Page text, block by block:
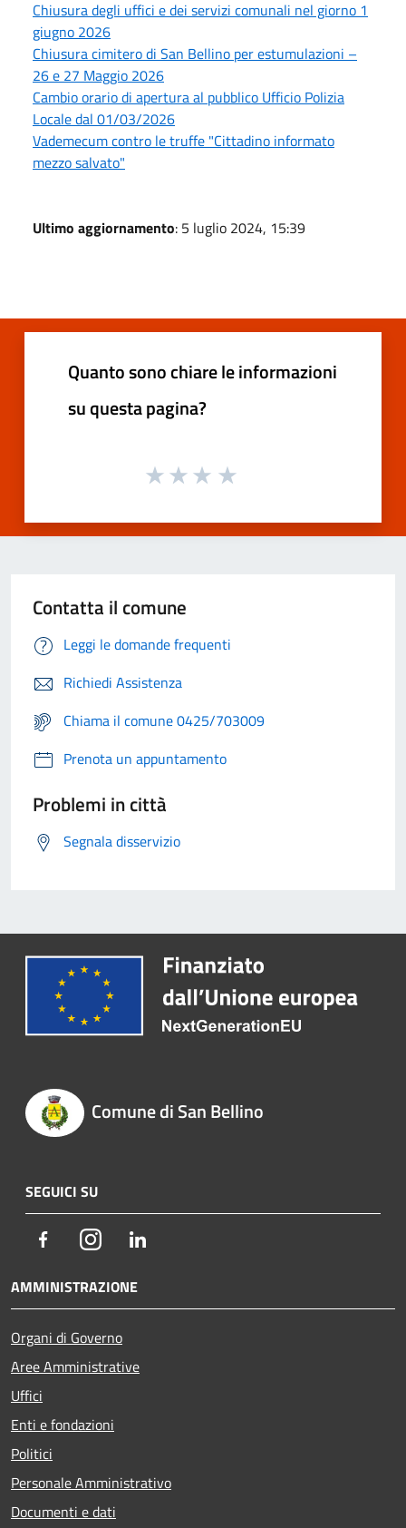
Chiusura degli uffici e dei servizi comunali nel giorno 1
giugno 2026
Chiusura cimitero di San Bellino per estumulazioni –
26 e 27 Maggio 2026
Cambio orario di apertura al pubblico Ufficio Polizia
Locale dal 01/03/2026
Vademecum contro le truffe "Cittadino informato
mezzo salvato"
Ultimo aggiornamento: 5 luglio 2024, 15:39
Quanto sono chiare le informazioni
su questa pagina?
Contatta il comune
Leggi le domande frequenti
Richiedi Assistenza
Chiama il comune 0425/703009
Prenota un appuntamento
Problemi in città
Segnala disservizio
Comune di San Bellino
SEGUICI SU
FacebookInstagram
AMMINISTRAZIONE
Organi di Governo
Aree Amministrative
Uffici
Enti e fondazioni
Politici
Personale Amministrativo
Documenti e dati